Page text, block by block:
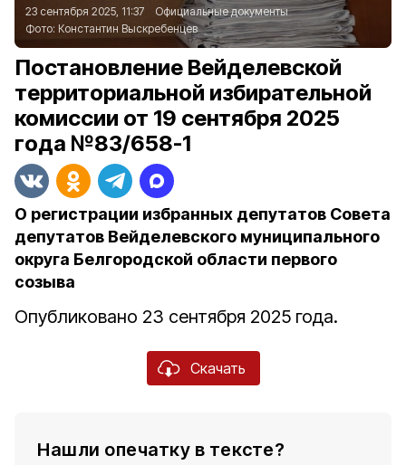
23 сентября 2025, 11:37
Официальные документы
Фото: Константин Выскребенцев
Постановление Вейделевской
территориальной избирательной
комиссии от 19 сентября 2025
года №83/658-1
О регистрации избранных депутатов Совета
депутатов Вейделевского муниципального
округа Белгородской области первого
созыва
Опубликовано 23 сентября 2025 года.
Скачать
Нашли опечатку в тексте?